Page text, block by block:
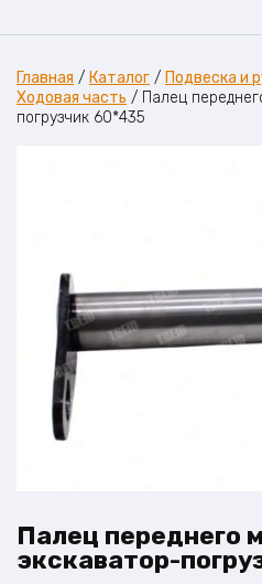
Главная / Каталог / Подвеска и
Ходовая часть / Палец
погрузчик 60*435
Палец переднего
экскаватор-